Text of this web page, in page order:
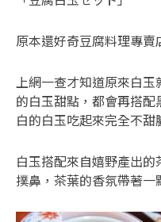
原本還好奇豆腐料理專賣
上網一查才知道原來白
的白玉甜點，都會再搭
白的白玉吃起來完全不甜
白玉搭配來自嬉野產出
撲鼻，茶葉的香氛帶著一